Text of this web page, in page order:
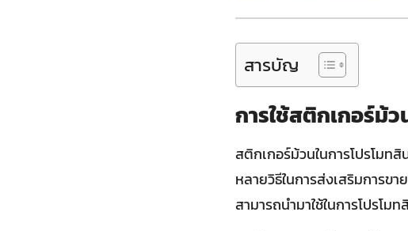
สารบัญ
การใช้สติกเกอร์ม้ว
สติกเกอร์ม้วนในการโปรโมท
หลายวิธีในการส่งเสริมการข
สามารถนำมาใช้ในการโปรโม